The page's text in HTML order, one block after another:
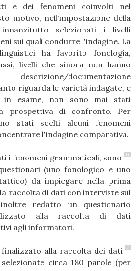
e dei fenomeni coinvolti nel
motivo, nell'impostazione della
selezionati i livelli
sui quali condurre l'indagine. La
ha favorito fonologia,
livelli che sinora non hanno
documentazione
riguarda le varietà indagate, e
in esame, non sono mai stati
prospettiva di confronto. Per
stati scelti alcuni fenomeni
l'indagine comparativa.
6
i fenomeni grammaticali, sono
(uno fonologico e uno
da impiegare nella prima
raccolta di dati con interviste sul
redatto un questionario
alla raccolta di dati
agli informatori.
7
alla raccolta dei dati
circa 180 parole (per